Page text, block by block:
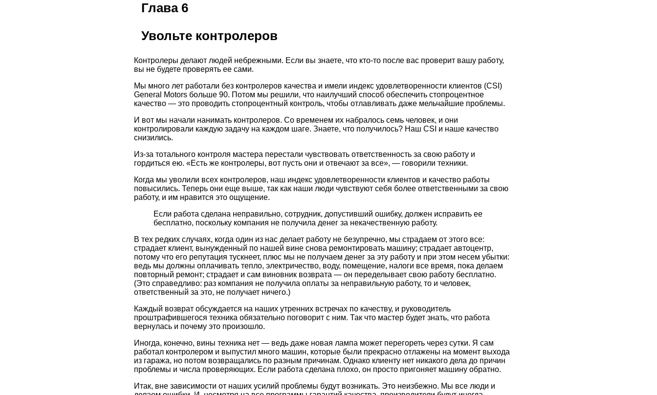
Глава 6
Увольте контролеров
Контролеры делают людей небрежными. Если вы знаете, что кто-то после вас проверит вашу работу,
вы не будете проверять ее сами.
Мы много лет работали без контролеров качества и имели индекс удовлетворенности клиентов (CSI)
General Motors больше 90. Потом мы решили, что наилучший способ обеспечить стопроцентное
качество — это проводить стопроцентный контроль, чтобы отлавливать даже мельчайшие проблемы.
И вот мы начали нанимать контролеров. Со временем их набралось семь человек, и они
контролировали каждую задачу на каждом шаге. Знаете, что получилось? Наш CSI и наше качество
снизились.
Из-за тотального контроля мастера перестали чувствовать ответственность за свою работу и
гордиться ею. «Есть же контролеры, вот пусть они и отвечают за все», — говорили техники.
Когда мы уволили всех контролеров, наш индекс удовлетворенности клиентов и качество работы
повысились. Теперь они еще выше, так как наши люди чувствуют себя более ответственными за свою
работу, и им нравится это ощущение.
Если работа сделана неправильно, сотрудник, допустивший ошибку, должен исправить ее
бесплатно, поскольку компания не получила денег за некачественную работу.
В тех редких случаях, когда один из нас делает работу не безупречно, мы страдаем от этого все:
страдает клиент, вынужденный по нашей вине снова ремонтировать машину; страдает автоцентр,
потому что его репутация тускнеет, плюс мы не получаем денег за эту работу и при этом несем убытки:
ведь мы должны оплачивать тепло, электричество, воду, помещение, налоги все время, пока делаем
повторный ремонт; страдает и сам виновник возврата — он переделывает свою работу бесплатно.
(Это справедливо: раз компания не получила оплаты за неправильную работу, то и человек,
ответственный за это, не получает ничего.)
Каждый возврат обсуждается на наших утренних встречах по качеству, и руководитель
проштрафившегося техника обязательно поговорит с ним. Так что мастер будет знать, что работа
вернулась и почему это произошло.
Иногда, конечно, вины техника нет — ведь даже новая лампа может перегореть через сутки. Я сам
работал контролером и выпустил много машин, которые были прекрасно отлажены на момент выхода
из гаража, но потом возвращались по разным причинам. Однако клиенту нет никакого дела до причин
проблемы и числа проверяющих. Если работа сделана плохо, он просто пригоняет машину обратно.
Итак, вне зависимости от наших усилий проблемы будут возникать. Это неизбежно. Мы все люди и